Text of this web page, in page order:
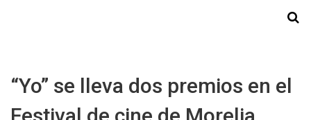
“Yo” se lleva dos premios en el